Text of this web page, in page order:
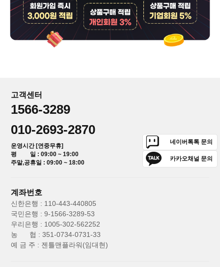
고객센터
1566-3289
010-2693-2870
운영시간 [연중무휴]
평 일 : 09:00 ~ 19:00
주말,공휴일 : 09:00 ~ 18:00
네이버톡톡 문의
카카오채널 문의
계좌번호
신한은행 : 110-443-440805
국민은행 : 9-1566-3289-53
우리은행 : 1005-302-562252
농 협 : 351-0734-0731-33
예 금 주 : 젠틀맨플라워(임대현)